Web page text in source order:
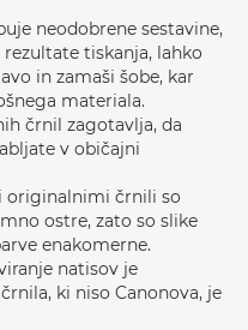
neodobrene sestavine,
tiskanja, lahko
in zamaši šobe, kar
materiala.
črnil zagotavlja, da
v običajni
originalnimi črnili so
ostre, zato so slike
enakomerne.
natisov je
ki niso Canonova, je